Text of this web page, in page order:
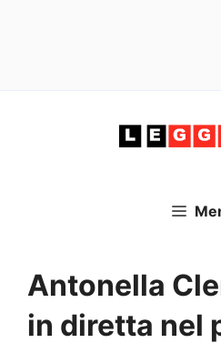
Antonella
in diretta nel